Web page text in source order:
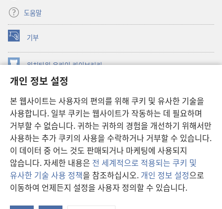
개인 정보 설정
본 웹사이트는 사용자의 편의를 위해 쿠키 및 유사한 기술을
사용합니다. 일부 쿠키는 웹사이트가 작동하는 데 필요하며
거부할 수 없습니다. 귀하는 귀하의 경험을 개선하기 위해서만
사용하는 추가 쿠키의 사용을 수락하거나 거부할 수 있습니다.
이 데이터 중 어느 것도 판매되거나 마케팅에 사용되지
않습니다. 자세한 내용은 전 세계적으로 적용되는 쿠키 및
유사한 기술 사용 정책을 참조하십시오. 개인 정보 설정으로
이동하여 언제든지 설정을 사용자 정의할 수 있습니다.
도움말
기부
(새로운
창
열기) 워치타워 온라인 라이브러리
창
JW Hub ®
창
열기) JW 라이브러리
워치타워 라이브러리
Copyright© 2026 Watch Tower Bible and Tract Society of Pennsylvania.
이용 약관| 개인 정보 보호 정책| 개인 정보 보호 설정